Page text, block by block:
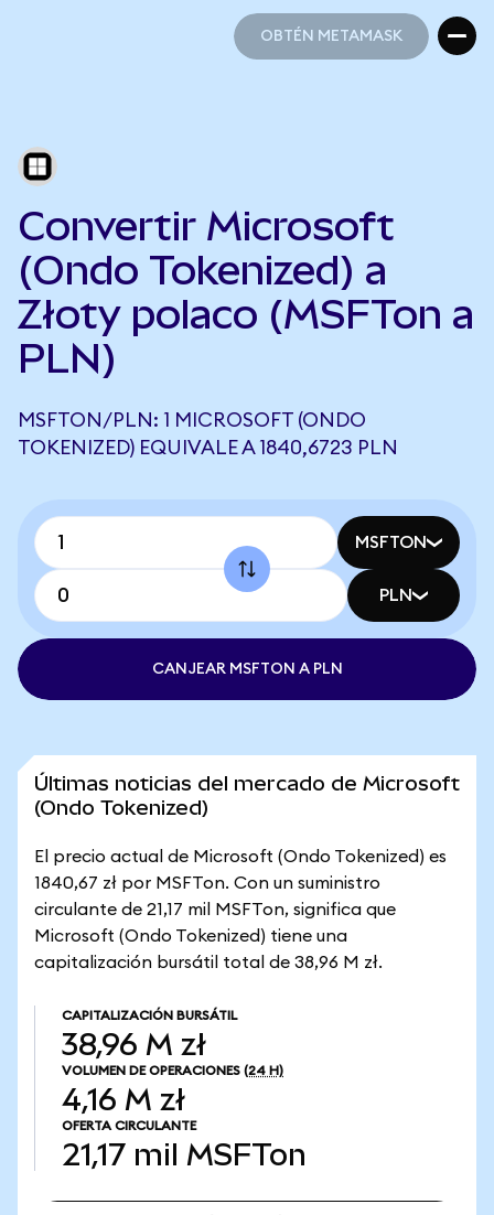
OBTÉN METAMASK
Convertir Microsoft
(Ondo Tokenized) a
Złoty polaco (MSFTon a
PLN)
MSFTON/PLN: 1 MICROSOFT (ONDO
TOKENIZED) EQUIVALE A 1840,6723 PLN
MSFTON
PLN
CANJEAR MSFTON A PLN
Últimas noticias del mercado de Microsoft
(Ondo Tokenized)
El precio actual de Microsoft (Ondo Tokenized) es
1840,67 zł por MSFTon. Con un suministro
circulante de 21,17 mil MSFTon, significa que
Microsoft (Ondo Tokenized) tiene una
capitalización bursátil total de 38,96 M zł.
CAPITALIZACIÓN BURSÁTIL
38,96 M zł
VOLUMEN DE OPERACIONES (24 H)
4,16 M zł
OFERTA CIRCULANTE
21,17 mil MSFTon